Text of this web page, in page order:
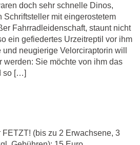
doch sehr schnelle Dinos,
Schriftsteller mit eingerostetem
Fahrradleidenschaft, staunt nicht
ein gefiedertes Urzeitreptil vor ihm
neugierige Velorciraptorin will
werden: Sie möchte von ihm das
so […]
(bis zu 2 Erwachsene, 3